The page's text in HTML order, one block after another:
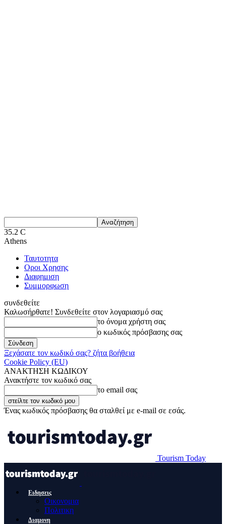
35.2 C
Athens
Ταυτοτητα
Οροι Χρησης
Διαφημιση
Συμμορφωση
συνδεθείτε
Καλωσήρθατε! Συνδεθείτε στον λογαριασμό σας
το όνομα χρήστη σας
ο κωδικός πρόσβασης σας
Ξεχάσατε τον κωδικό σας? ζήτα βοήθεια
Cookie Policy (EU)
ΑΝΑΚΤΗΣΗ ΚΩΔΙΚΟΥ
Ανακτήστε τον κωδικό σας
το email σας
Ένας κωδικός πρόσβασης θα σταλθεί με e-mail σε εσάς.
Tourism Today
Ειδησεις
Οικονομια
Πολιτικη
Διαμονη